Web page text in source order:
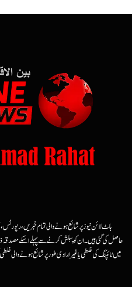
ہاٹ لائن نیوز پر شائع ہونے والی تمام خبریں،
حاصل کی گئی ہیں۔ ان کو پبلش کرنے سے پہلے اسکے مصدقہ
میں ٹائپنگ کی غلطی یا غیرارادی طور پر شائع ہونے والی